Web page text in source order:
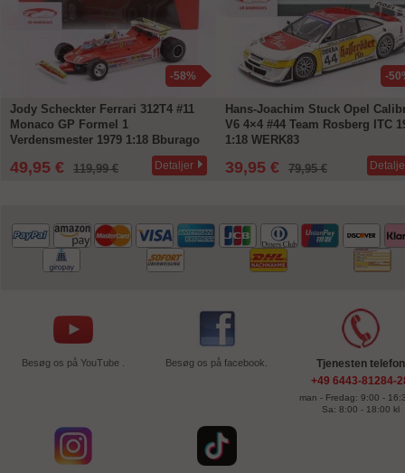
-58%
Jody Scheckter Ferrari 312T4 #11
Monaco GP Formel 1
Verdensmester 1979 1:18 Bburago
49,95 € 119,99 € Detaljer
-
Hans-Joachim Stuck Opel
V6 4×4 #44 Team Rosberg ITC
1:18 WERK83
39,95 € 79,95 €
Besøg os på YouTube . Besøg os på facebook.
Tjenesten telefon
+49 6443-81284-
man - Fredag: 9:00 -
Sa: 8:00 - 18:00 kl